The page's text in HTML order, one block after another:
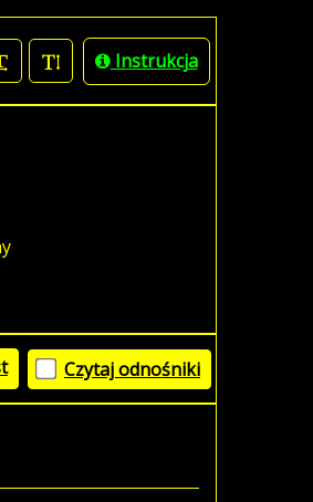
Instrukcja
Czytaj odnośniki